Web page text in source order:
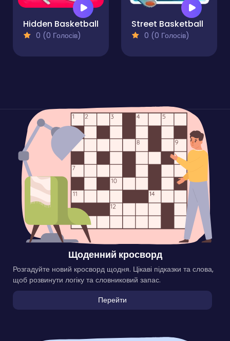
Hidden Basketball
0 (0 Голосів)
Street Basketball
0 (0 Голосів)
Щоденний кросворд
Розгадуйте новий кросворд щодня. Цікаві підказки та слова,
щоб розвинути логіку та словниковий запас.
Перейти